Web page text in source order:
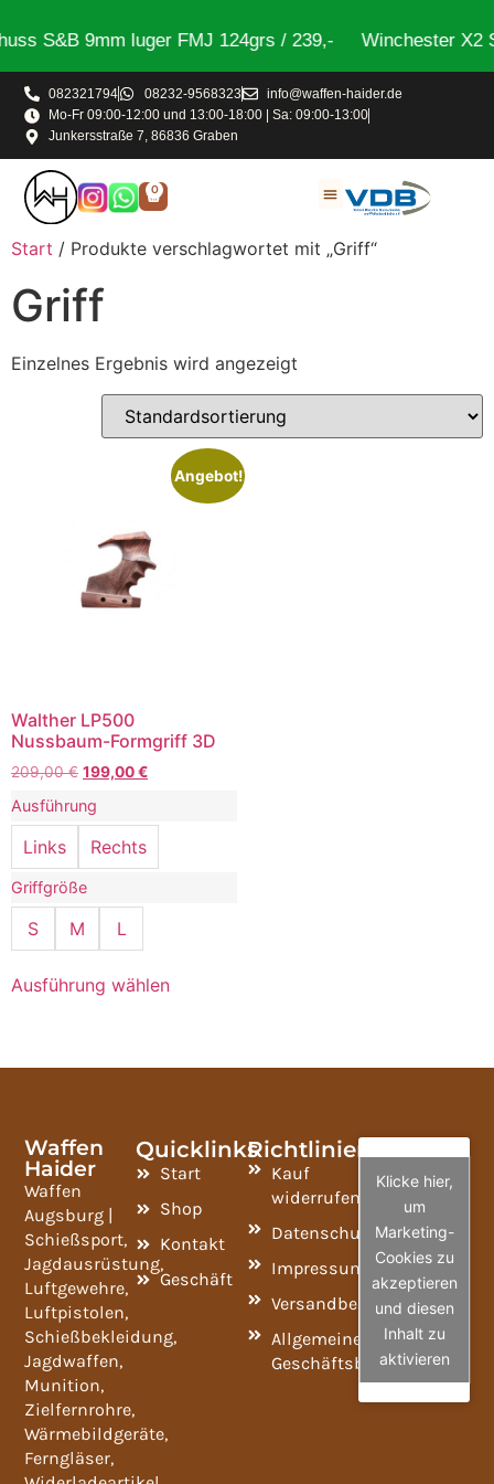
S&B 9mm luger FMJ 124grs / 239,- Winchester X2
082321794 08232-9568323
info@waffen-haider.de
Mo-Fr 09:00-12:00 und 13:00-18:00 | Sa: 09:00-13:00
Junkersstraße 7, 86836 Graben
0
Start / Produkte verschlagwortet mit „Griff“
Griff
Einzelnes Ergebnis wird angezeigt
Angebot!
Walther LP500
Nussbaum-Formgriff 3D
209,00€ 199,00€
Ausführung
Links Rechts
Griffgröße
S M L
Ausführung wählen
Waffen
Haider
Waffen
Augsburg |
Schießsport,
Jagdausrüstung,
Luftgewehre,
Luftpistolen,
Schießbekleidung,
Jagdwaffen,
Munition,
Zielfernrohre,
Wärmebildgeräte,
Ferngläser,
Quicklinks
Start
Shop
Kontakt
Geschäft
Richtlinien
Kauf
widerrufen
Datenschutzrichtlinie
Impressum
Versandbedingungen
Allgemeine
Geschäftsbedingungen
Klicke hier,
um
Marketing-
Cookies zu
akzeptieren
und diesen
Inhalt zu
aktivieren